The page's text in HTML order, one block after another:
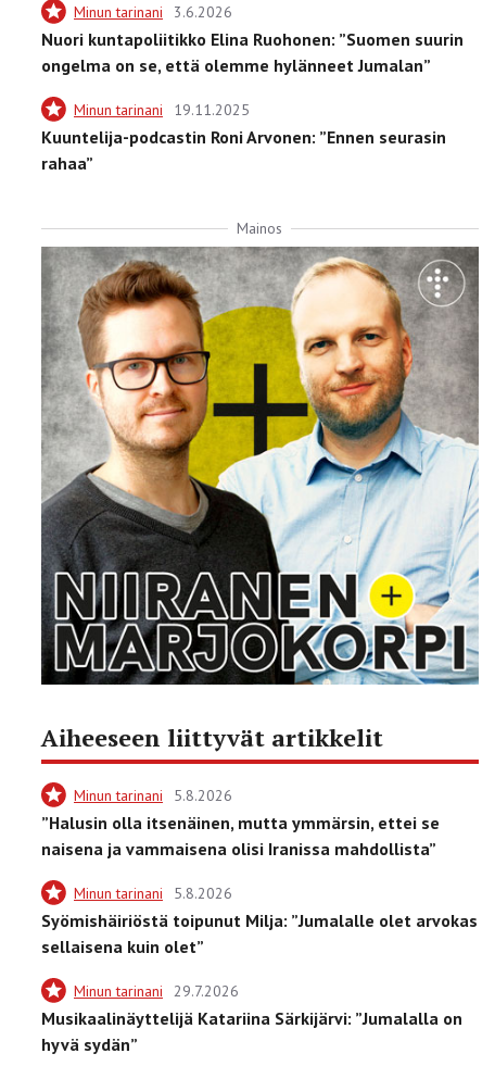
Minun tarinani 3.6.2026
Nuori kuntapoliitikko Elina Ruohonen: ”Suomen suurin
ongelma on se, että olemme hylänneet Jumalan”
Minun tarinani 19.11.2025
Kuuntelija-podcastin Roni Arvonen: ”Ennen seurasin
rahaa”
Mainos
Aiheeseen liittyvät artikkelit
Minun tarinani 5.8.2026
”Halusin olla itsenäinen, mutta ymmärsin, ettei se
naisena ja vammaisena olisi Iranissa mahdollista”
Minun tarinani 5.8.2026
Syömishäiriöstä toipunut Milja: ”Jumalalle olet arvokas
sellaisena kuin olet”
Minun tarinani 29.7.2026
Musikaalinäyttelijä Katariina Särkijärvi: ”Jumalalla on
hyvä sydän”